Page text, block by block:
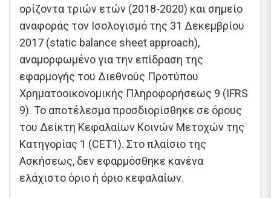
ορίζοντα τριών ετών (2018-2020) και σημείο
αναφοράς τον Ισολογισμό της 31 ∆εκεμβρίου
2017 (static balance sheet approach),
αναμορφωμένο για την επίδραση της
εφαρμογής του ∆ιεθνούς Προτύπου
Χρηματοοικονομικής Πληροφορήσεως 9 (IFRS
9). Το αποτέλεσμα προσδιορίσθηκε σε όρους
του ∆είκτη Κεφαλαίων Κοινών Μετοχών της
Κατηγορίας 1 (CET1). Στο πλαίσιο της
Ασκήσεως, δεν εφαρμόσθηκε κανένα
ελάχιστο όριο ή όριο κεφαλαίων.